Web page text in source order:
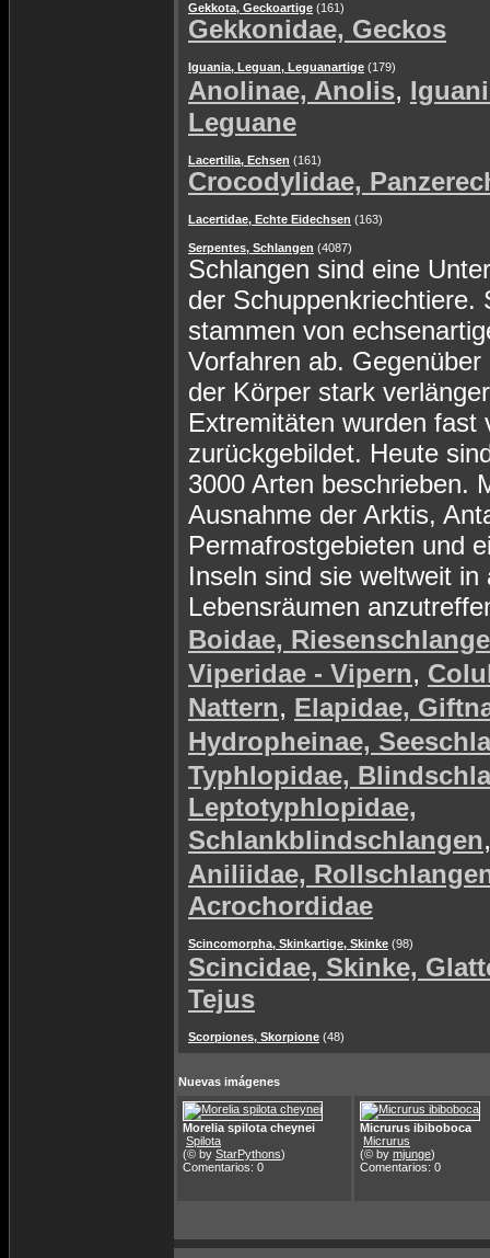
Gekkota, Geckoartige (161)
Gekkonidae, Geckos
Iguania, Leguan, Leguanartige (179)
Anolinae, Anolis,
Leguane
Lacertilia, Echsen (161)
Crocodylidae,
Lacertidae, Echte Eidechsen (163)
Serpentes, Schlangen (4087)
Schlangen sind eine
der Schuppenkriechtiere.
stammen von
Vorfahren ab. Gegenüber
der Körper stark
Extremitäten wurden fast
zurückgebildet. Heute
3000 Arten beschrieben.
Ausnahme der Arktis,
Permafrostgebieten und
Inseln sind sie weltweit in
Lebensräumen
Boidae,
Viperidae - Vipern,
Nattern, Elapidae,
Hydropheinae,
Typhlopidae,
Leptotyphlopidae,
Schlankblindschlangen,
Aniliidae,
Acrochordidae
Scincomorpha, Skinkartige, Skinke (98)
Scincidae, Skinke,
Tejus
Scorpiones, Skorpione (48)
Nuevas imágenes
Morelia spilota cheynei
Spilota
(© by StarPythons)
Comentarios: 0
Micrurus ibiboboca
Micrurus
(© by mjunge)
Comentarios: 0